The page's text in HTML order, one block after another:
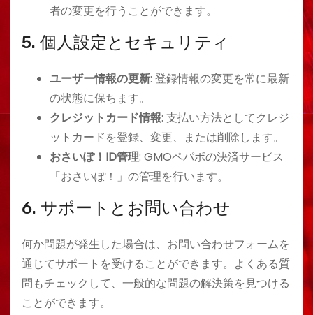
者の変更を行うことができます。
5. 個人設定とセキュリティ
ユーザー情報の更新: 登録情報の変更を常に最新
の状態に保ちます。
クレジットカード情報: 支払い方法としてクレジ
ットカードを登録、変更、または削除します。
おさいぽ！ID管理: GMOペパボの決済サービス
「おさいぽ！」の管理を行います。
6. サポートとお問い合わせ
何か問題が発生した場合は、お問い合わせフォームを
通じてサポートを受けることができます。よくある質
問もチェックして、一般的な問題の解決策を見つける
ことができます。